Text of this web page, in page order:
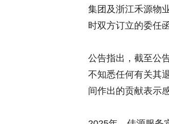
集团及浙江禾源物
时双方订立的委任
公告指出，截至公
不知悉任何有关其
间作出的贡献表示感